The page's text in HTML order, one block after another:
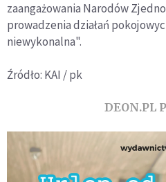
zaangażowania Narodów
prowadzenia działań
niewykonalna".
Źródło: KAI / pk
DEON.PL